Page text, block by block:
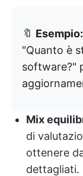
🔖 Esempio:
"Quanto è
software?"
Mix
di
ottenere
dettagliati.